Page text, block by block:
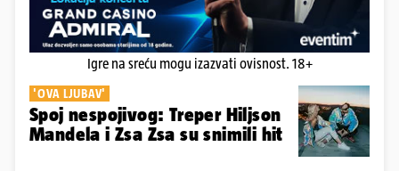
Igre na sreću mogu izazvati ovisnost. 18+
'OVA LJUBAV'
Spoj nespojivog: Treper Hiljson
Mandela i Zsa Zsa su snimili hit